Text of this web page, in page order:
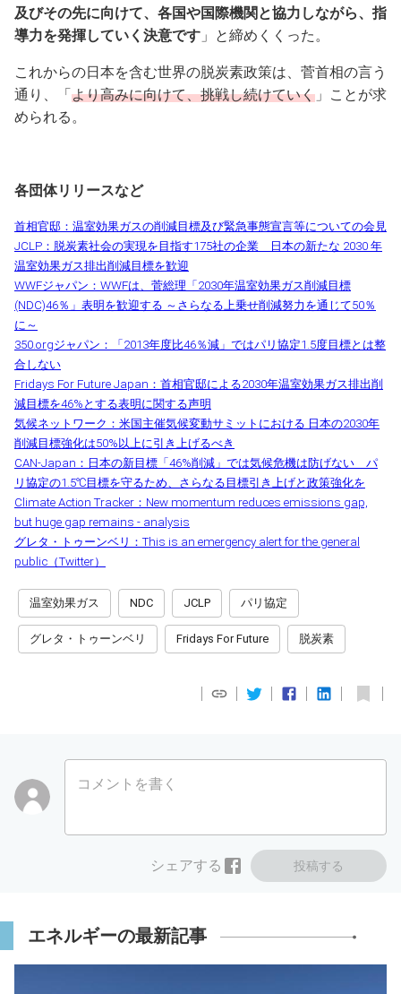
及びその先に向けて、各国や国際機関と協力しながら、指
導力を発揮していく決意です 」と締めくくった。
これからの日本を含む世界の脱炭素政策は、菅首相の言う
通り、「より高みに向けて、挑戦し続けていく 」ことが求
められる。
各団体リリースなど
首相官邸：温室効果ガスの削減目標及び緊急事態宣言等についての会見
JCLP：脱炭素社会の実現を目指す175社の企業 日本の新たな 2030 年
温室効果ガス排出削減目標を歓迎
WWFジャパン：WWFは、菅総理「2030年温室効果ガス削減目標
(NDC)46％」表明を歓迎する ～さらなる上乗せ削減努力を通じて50％
に～
350.orgジャパン：「2013年度比46％減」ではパリ協定1.5度目標とは整
合しない
Fridays For Future Japan：首相官邸による2030年温室効果ガス排出削
減目標を46%とする表明に関する声明
気候ネットワーク：米国主催気候変動サミットにおける 日本の2030年
削減目標強化は50%以上に引き上げるべき
CAN-Japan：日本の新目標「46%削減」では気候危機は防げない パ
リ協定の1.5℃目標を守るため、さらなる目標引き上げと政策強化を
Climate Action Tracker：New momentum reduces emissions gap,
but huge gap remains - analysis
グレタ・トゥーンベリ：This is an emergency alert for the general
public（Twitter）
温室効果ガス NDC JCLP パリ協定
グレタ・トゥーンベリ Fridays For Future 脱炭素
コメントを書く
投稿する
シェアする
エネルギーの最新記事